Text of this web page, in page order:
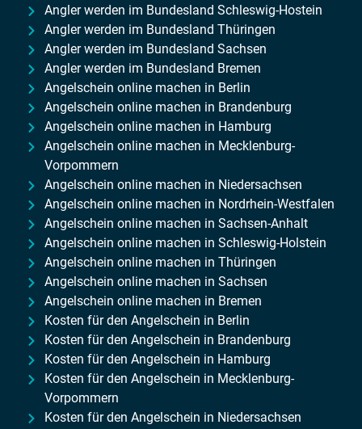
Angler werden im Bundesland Schleswig-Hostein
Angler werden im Bundesland Thüringen
Angler werden im Bundesland Sachsen
Angler werden im Bundesland Bremen
Angelschein online machen in Berlin
Angelschein online machen in Brandenburg
Angelschein online machen in Hamburg
Angelschein online machen in Mecklenburg-
Vorpommern
Angelschein online machen in Niedersachsen
Angelschein online machen in Nordrhein-Westfalen
Angelschein online machen in Sachsen-Anhalt
Angelschein online machen in Schleswig-Holstein
Angelschein online machen in Thüringen
Angelschein online machen in Sachsen
Angelschein online machen in Bremen
Kosten für den Angelschein in Berlin
Kosten für den Angelschein in Brandenburg
Kosten für den Angelschein in Hamburg
Kosten für den Angelschein in Mecklenburg-
Vorpommern
Kosten für den Angelschein in Niedersachsen